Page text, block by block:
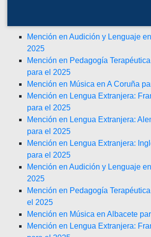
Mención en Audición y Lenguaje
2025
Mención en Pedagogía
para el 2025
Mención en Música en A Coruña
Mención en Lengua Extranjera:
para el 2025
Mención en Lengua Extranjera:
para el 2025
Mención en Lengua Extranjera:
para el 2025
Mención en Audición y Lenguaje
2025
Mención en Pedagogía
el 2025
Mención en Música en Albacete
Mención en Lengua Extranjera: